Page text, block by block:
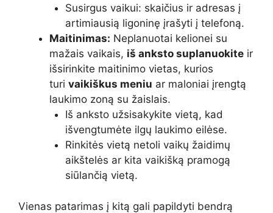
Susirgus vaikui: skaičius ir adresas į
artimiausią ligoninę įrašyti į telefoną.
Maitinimas: Neplanuotai kelionei su
mažais vaikais, iš anksto suplanuokite ir
išsirinkite maitinimo vietas, kurios
turi vaikiškus meniu ar maloniai įrengtą
laukimo zoną su žaislais.
Iš anksto užsisakykite vietą, kad
išvengtumėte ilgų laukimo eilėse.
Rinkitės vietą netoli vaikų žaidimų
aikštelės ar kita vaikišką pramogą
siūlančią vietą.
Vienas patarimas į kitą gali papildyti bendrą